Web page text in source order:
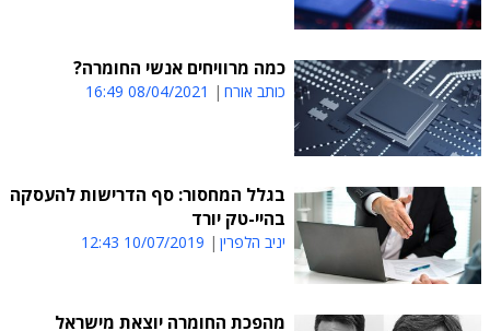
כמה מרוויחים אנשי החומרה?
כותב אורח 08/04/2021 16:49
בגלל המחסור: סף הדרישות להעסקה
בהיי-טק יורד
יניב הלפרין 10/07/2019 12:43
מהפכת החומרה יוצאת מישראל